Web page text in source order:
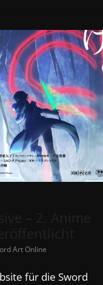
Art Online
für die Sword